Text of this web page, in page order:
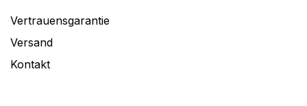
Vertrauensgarantie
Versand
Kontakt